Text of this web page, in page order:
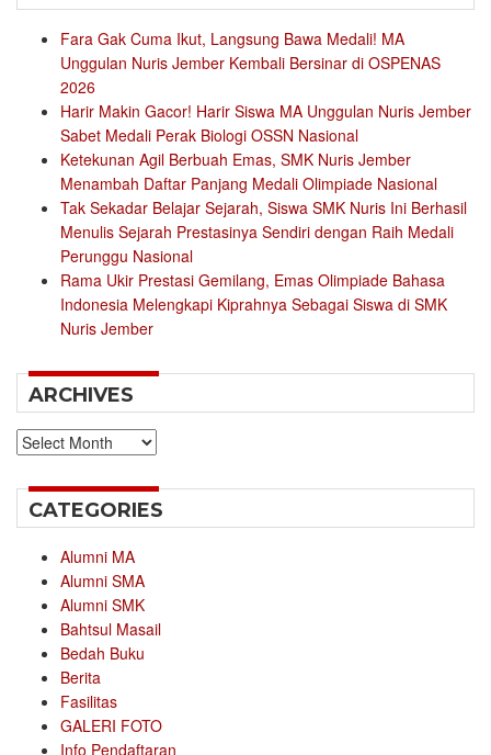
Fara Gak Cuma Ikut, Langsung Bawa Medali! MA
Unggulan Nuris Jember Kembali Bersinar di OSPENAS
2026
Harir Makin Gacor! Harir Siswa MA Unggulan Nuris Jember
Sabet Medali Perak Biologi OSSN Nasional
Ketekunan Agil Berbuah Emas, SMK Nuris Jember
Menambah Daftar Panjang Medali Olimpiade Nasional
Tak Sekadar Belajar Sejarah, Siswa SMK Nuris Ini Berhasil
Menulis Sejarah Prestasinya Sendiri dengan Raih Medali
Perunggu Nasional
Rama Ukir Prestasi Gemilang, Emas Olimpiade Bahasa
Indonesia Melengkapi Kiprahnya Sebagai Siswa di SMK
Nuris Jember
ARCHIVES
Archives
CATEGORIES
Alumni MA
Alumni SMA
Alumni SMK
Bahtsul Masail
Bedah Buku
Berita
Fasilitas
GALERI FOTO
Info Pendaftaran